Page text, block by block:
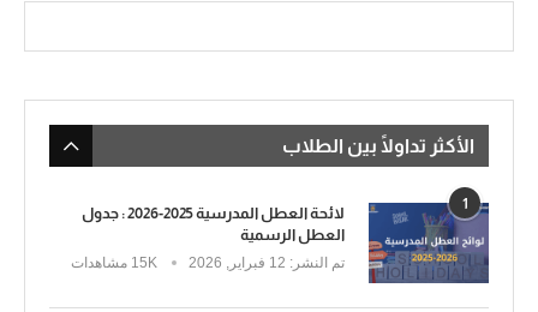
الأكثر تداولًا بين الطلاب
1
لائحة العطل المدرسية 2025-2026 : جدول
العطل الرسمية
تم النشر: 15K مشاهدات